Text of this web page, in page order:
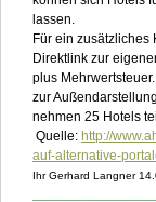
lassen.
Für ein zusätzliches
Direktlink zur
plus
zur
nehmen 25 Hotels
Quelle: http://
auf-alternative-
Ihr Gerhard Langner